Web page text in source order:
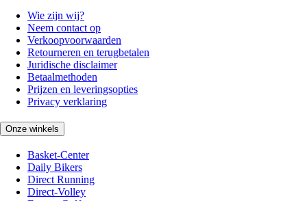
Wie zijn wij?
Neem contact op
Verkoopvoorwaarden
Retourneren en terugbetalen
Juridische disclaimer
Betaalmethoden
Prijzen en leveringsopties
Privacy verklaring
Onze winkels
Basket-Center
Daily Bikers
Direct Running
Direct-Volley